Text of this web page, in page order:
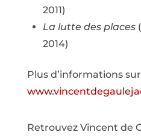
2011)
La lutte des places
2014)
Plus d’informations
Retrouvez Vincent de